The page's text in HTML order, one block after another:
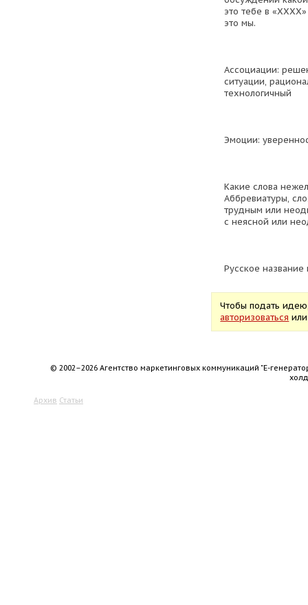
это тебе в
это мы.
Ассоциации:
ситуации,
технологичный
Эмоции:
Какие слова
Аббревиатуры,
трудным или
с неясной или
Русское название
Чтобы подать
авторизоваться
© 2002–2026 Агентство маркетинговых коммуникаций "Е-
Архив Статьи